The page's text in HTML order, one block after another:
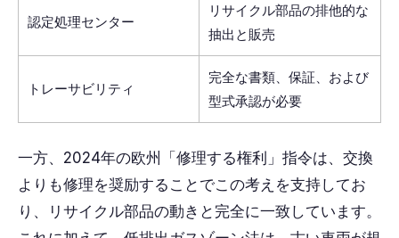
認定処理センター
リサイクル部品の排他的な
抽出と販売
トレーサビリティ
完全な書類、保証、および
型式承認が必要
一方、2024年の欧州「修理する権利」指令は、交換
よりも修理を奨励することでこの考えを支持してお
り、リサイクル部品の動きと完全に一致しています。